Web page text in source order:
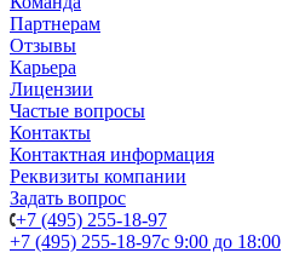
Партнерам
Отзывы
Карьера
Лицензии
Частые вопросы
Контакты
Контактная информация
Реквизиты компании
Задать вопрос
+7 (495) 255-18-97
+7 (495) 255-18-97с 9:00 до 18:00